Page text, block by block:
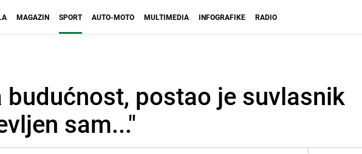
MAGAZIN SPORT AUTO-MOTO MULTIMEDIA INFOGRAFIKE RADIO
postao je suvlasnik
sam..."